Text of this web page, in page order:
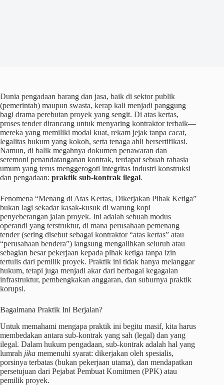
Dunia pengadaan barang dan jasa, baik di sektor publik
(pemerintah) maupun swasta, kerap kali menjadi panggung
bagi drama perebutan proyek yang sengit. Di atas kertas,
proses tender dirancang untuk menyaring kontraktor terbaik—
mereka yang memiliki modal kuat, rekam jejak tanpa cacat,
legalitas hukum yang kokoh, serta tenaga ahli bersertifikasi.
Namun, di balik megahnya dokumen penawaran dan
seremoni penandatanganan kontrak, terdapat sebuah rahasia
umum yang terus menggerogoti integritas industri konstruksi
dan pengadaan: praktik sub-kontrak ilegal.
Fenomena “Menang di Atas Kertas, Dikerjakan Pihak Ketiga”
bukan lagi sekadar kasak-kusuk di warung kopi
penyeberangan jalan proyek. Ini adalah sebuah modus
operandi yang terstruktur, di mana perusahaan pemenang
tender (sering disebut sebagai kontraktor “atas kertas” atau
“perusahaan bendera”) langsung mengalihkan seluruh atau
sebagian besar pekerjaan kepada pihak ketiga tanpa izin
tertulis dari pemilik proyek. Praktik ini tidak hanya melanggar
hukum, tetapi juga menjadi akar dari berbagai kegagalan
infrastruktur, pembengkakan anggaran, dan suburnya praktik
korupsi.
Bagaimana Praktik Ini Berjalan?
Untuk memahami mengapa praktik ini begitu masif, kita harus
membedakan antara sub-kontrak yang sah (legal) dan yang
ilegal. Dalam hukum pengadaan, sub-kontrak adalah hal yang
lumrah jika memenuhi syarat: dikerjakan oleh spesialis,
porsinya terbatas (bukan pekerjaan utama), dan mendapatkan
persetujuan dari Pejabat Pembuat Komitmen (PPK) atau
pemilik proyek.